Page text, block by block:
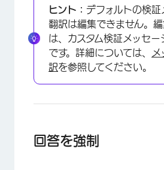
ヒント： デフォルトの検
翻訳は編集できません。
は、カスタム検証メッセ
です。詳細については、
訳を参照してください。
回答を強制